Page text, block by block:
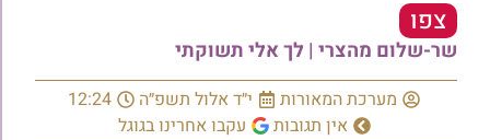
צפו
שר-שלום מהצרי | לך אלי תשוקתי
מערכת המאורות י״ד אלול תשפ״ה
12:24
אין תגובות
עקבו אחרינו בגוגל